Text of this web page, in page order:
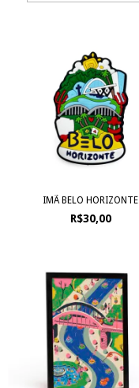
IMÃ BELO HORIZONTE
R$30,00